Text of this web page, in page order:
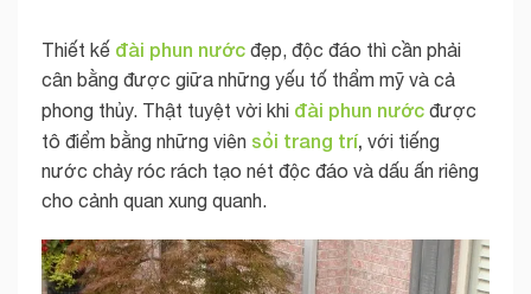
Thiết kế đài phun nước đẹp, độc đáo thì cần phải
cân bằng được giữa những yếu tố thẩm mỹ và cả
phong thủy. Thật tuyệt vời khi đài phun nước được
tô điểm bằng những viên sỏi trang trí, với tiếng
nước chảy róc rách tạo nét độc đáo và dấu ấn riêng
cho cảnh quan xung quanh.